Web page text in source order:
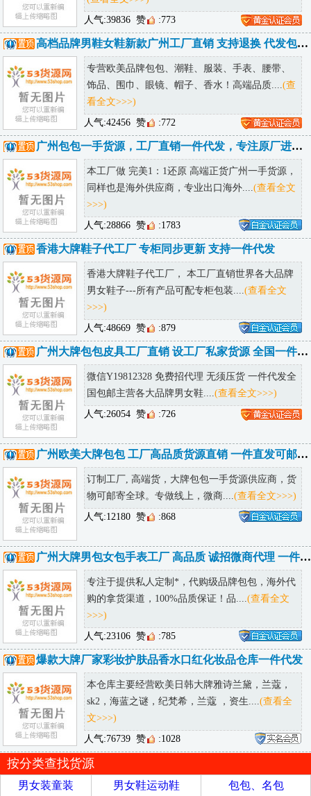
交易方式：
此信息由会员免费发布，请核实后，通过 “闲鱼”等大型平台
进行交易，收到货满意后
货两失。
免责申明：1.本站不提供任何交易方式，请通过安全的交易平台如淘
定京东闲鱼等平台进行交易，私下交易属于个人行为，造成的后果与本
站无关。2.所有文字图片及产品均由会员发布提供，如涉侵权可联系本
站客服处理。
(网上进货如何安全选货!如何安全交易 >>)
上一篇：车载导航16G32G手机内存卡工厂批发高速版
下一篇：厂家直销闪迪高速tf卡32g手机内存卡批发
分类：
推荐货源